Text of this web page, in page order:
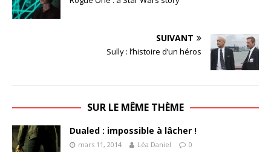
SUIVANT
Sully : l’histoire d’un héros
SUR LE MÊME THÈME
Dualed : impossible à lâcher !
mars 11, 2014 Léa Daniel 0